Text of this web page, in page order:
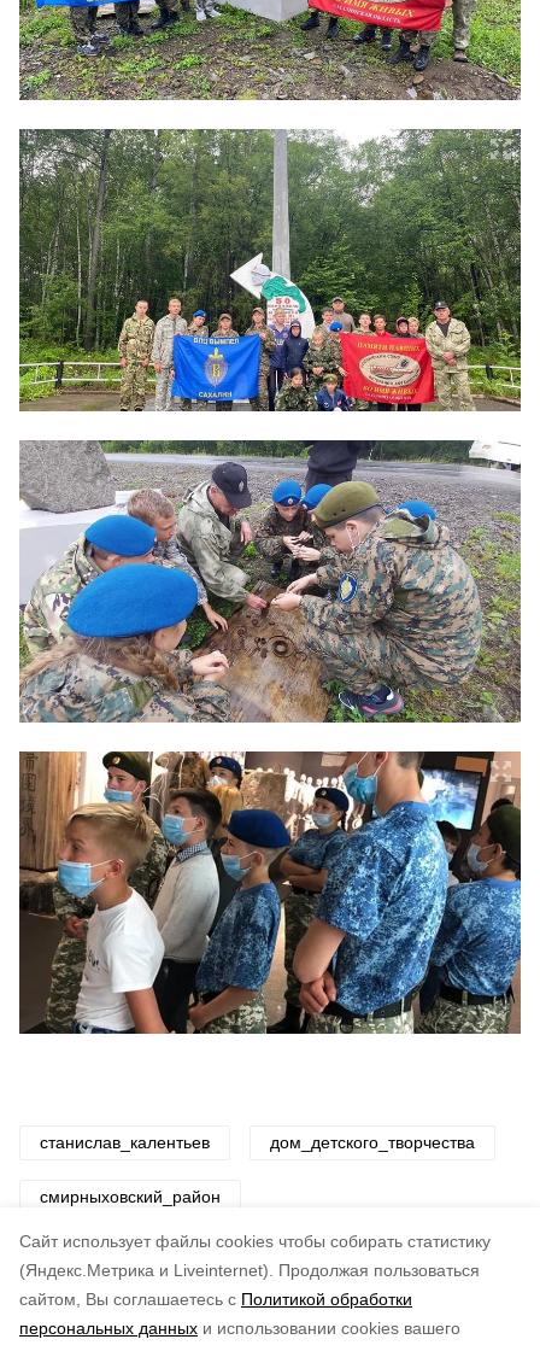
Cайт использует файлы cookies чтобы собирать статистику
(Яндекс.Метрика и Liveinternet).
Продолжая пользоваться
сайтом, Вы соглашаетесь с Политикой обработки
персональных данных и использовании cookies вашего
станислав_калентьев дом_детского_творчества
смирныховский_район
Авторы: ADMIN admin
по оценке